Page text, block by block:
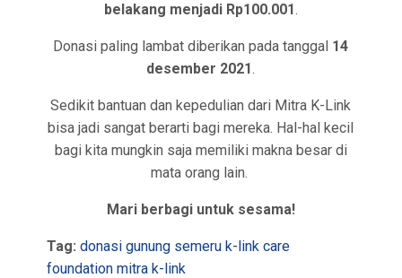
belakang menjadi Rp100.001.
Donasi paling lambat diberikan pada tanggal 14
desember 2021.
Sedikit bantuan dan kepedulian dari Mitra K-Link
bisa jadi sangat berarti bagi mereka. Hal-hal kecil
bagi kita mungkin saja memiliki makna besar di
mata orang lain.
Mari berbagi untuk sesama!
Tag: donasi gunung semeru k-link care
foundation mitra k-link